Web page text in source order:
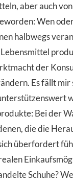
aber auch
Wen
halbwegs
der
Es fällt
Bei der
die die
überfordert
Schuhe?